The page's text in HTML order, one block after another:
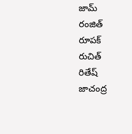
రాజారామ్
రంజిత్
రూపక్
రుచిత్
రితేష్
రాజాచంద్ర